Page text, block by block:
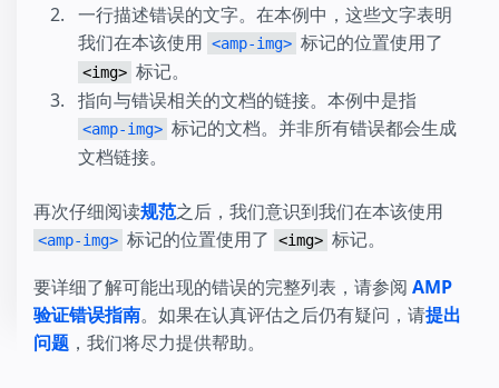
一行描述错误的文字。在本例中，这些文字表明
我们在本该使用 <amp-img> 标记的位置使用了
<img> 标记。
指向与错误相关的文档的链接。本例中是指
<amp-img> 标记的文档。并非所有错误都会生成
文档链接。
再次仔细阅读规范之后，我们意识到我们在本该使用
<amp-img> 标记的位置使用了 <img> 标记。
要详细了解可能出现的错误的完整列表，请参阅 AMP
验证错误指南。如果在认真评估之后仍有疑问，请提出
问题 ，我们将尽力提供帮助。